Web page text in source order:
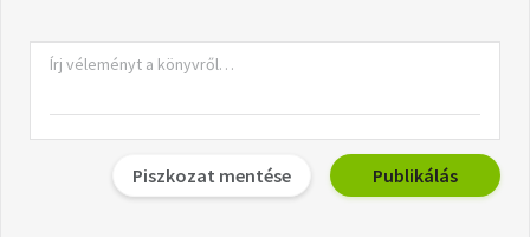
Piszkozat mentése Publikálás